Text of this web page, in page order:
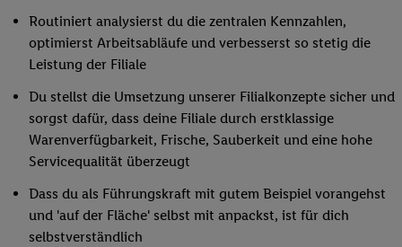
Routiniert analysierst du die zentralen Kennzahlen,
optimierst Arbeitsabläufe und verbesserst so stetig die
Leistung der Filiale
Du stellst die Umsetzung unserer Filialkonzepte sicher und
sorgst dafür, dass deine Filiale durch erstklassige
Warenverfügbarkeit, Frische, Sauberkeit und eine hohe
Servicequalität überzeugt
Dass du als Führungskraft mit gutem Beispiel vorangehst
und 'auf der Fläche' selbst mit anpackst, ist für dich
selbstverständlich